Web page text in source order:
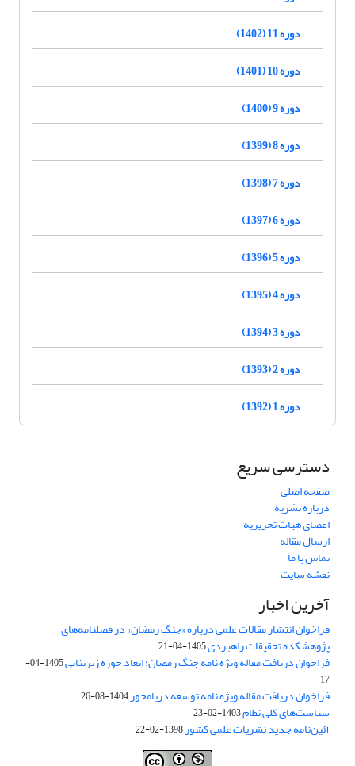
دوره 11 (1402)
دوره 10 (1401)
دوره 9 (1400)
دوره 8 (1399)
دوره 7 (1398)
دوره 6 (1397)
دوره 5 (1396)
دوره 4 (1395)
دوره 3 (1394)
دوره 2 (1393)
دوره 1 (1392)
دسترسی سریع
صفحه اصلی
درباره نشریه
اعضای هیات تحریریه
ارسال مقاله
تماس با ما
نقشه سایت
آخرین اخبار
فراخوان انتشار مقالات علمی درباره «جنگ رمضان» در فصلنامه‌های
پژوهشکده تحقیقات راهبردی1405-04-21
فراخوان دریافت مقاله ویژه نامه جنگ رمضان؛ ابعاد حوزه زیربنایی
1405-04-
17
فراخوان دریافت مقاله ویژه نامه توسعه دریامحور1404-08-26
سیاست‌های کلی نظام1403-02-23
آئین‌نامه جدید نشریات علمی کشور1398-02-22